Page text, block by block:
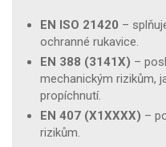
EN ISO 21420 –
ochranné rukavice.
EN 388 (3141X) –
mechanickým rizikům,
propíchnutí.
EN 407 (X1XXXX) –
rizikům.